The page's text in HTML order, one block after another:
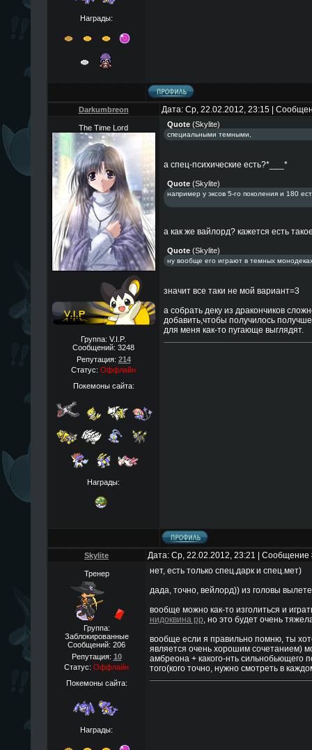
Награды:
Darkumbreon Дата: Ср, 22.02.2012, 23:15 |
The Time Lord
Группа: V.I.P.
Сообщений: 3248
Репутация: 214
Статус: Оффлайн
Покемоны сайта:
Награды:
Quote(Skylite)
специальными темными,
а спец-психические есть?*___*
Quote(Skylite)
например у эксов 5-го поколения и 180
а как же вайлорд? кажется есть
Quote(Skylite)
ну вообще его играют в темных
значит все таки не мой вариант=3
а собрать деку из дракончиков
добавить,чтобы получилось
для меня как-то пугающе выглядят.
Skylite Дата: Ср, 22.02.2012, 23:21 | Сообщение
Тренер
Группа:
Заблокированные
Сообщений: 206
Репутация: 10
Статус: Оффлайн
Покемоны сайта:
Награды:
нет, есть только спец.дарк и спец.мет)
дада, точно, вейлорд)) из головы
вообще можно как-то изголиться и
нидоквина рр, но это будет очень
вообще если я правильно помню, ты
является очень хорошим сочетанием)
амбреона + какого-нть сильнобьющего
того(кого точно, нужно смотреть в